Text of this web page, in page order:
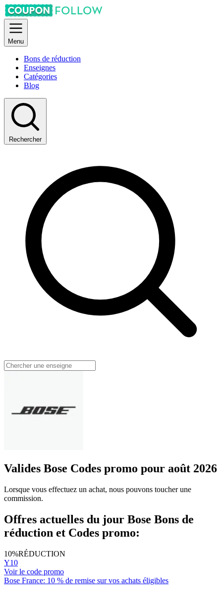
Menu
Bons de réduction
Enseignes
Catégories
Blog
Rechercher
Valides Bose Codes promo pour août 2026
Lorsque vous effectuez un achat, nous pouvons toucher une
commission.
Offres actuelles du jour Bose Bons de
réduction et Codes promo:
10%RÉDUCTION
Y10
Voir le code promo
Bose France: 10 % de remise sur vos achats éligibles